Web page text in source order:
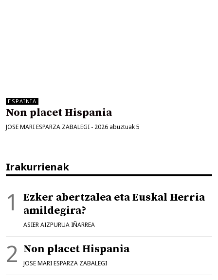
ESPAINIA
Non placet Hispania
JOSE MARI ESPARZA ZABALEGI - 2026 abuztuak 5
Irakurrienak
Ezker abertzalea eta Euskal Herria
amildegira?
ASIER AIZPURUA IÑARREA
Non placet Hispania
JOSE MARI ESPARZA ZABALEGI